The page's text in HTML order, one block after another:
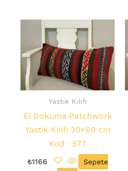
Yastık Kılıfı
El Dokuma Patchwork
Yastık Kılıfı 30×60 cm
Kod : 577
₺1166
Sepete